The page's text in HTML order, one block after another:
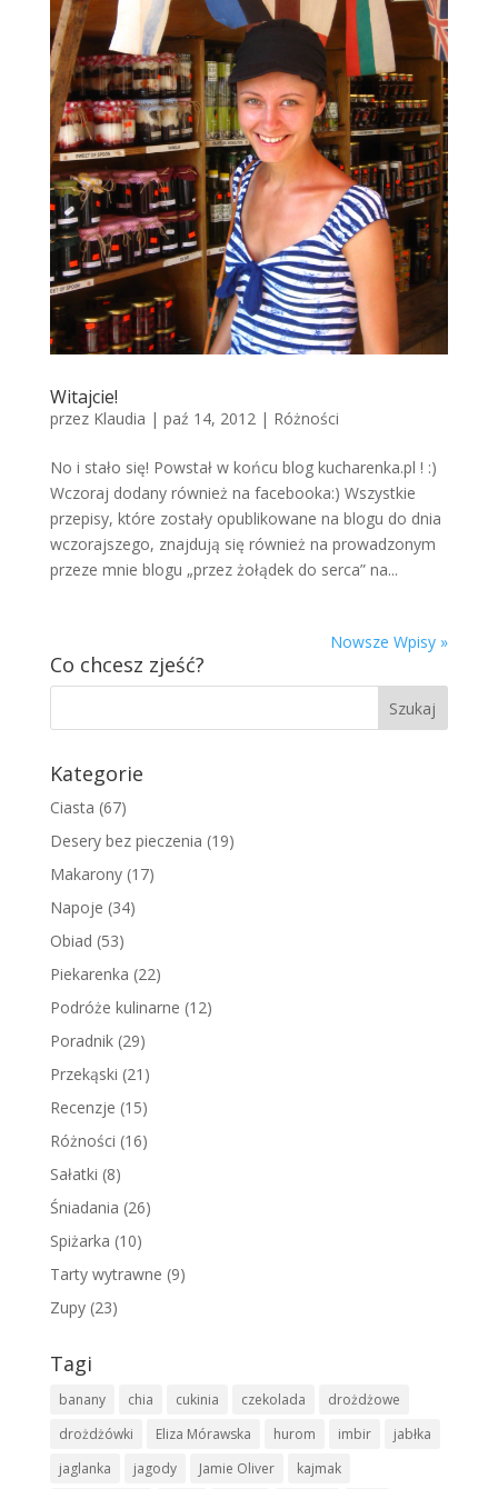
Witajcie!
przez Klaudia | paź 14, 2012| Różności
No i stało się! Powstał w końcu blog kucharenka.pl ! :)
Wczoraj dodany również na facebooka:) Wszystkie
przepisy, które zostały opublikowane na blogu do dnia
wczorajszego, znajdują się również na prowadzonym
przeze mnie blogu „przez żołądek do serca” na...
Nowsze Wpisy »
Co chcesz zjeść?
Kategorie
Ciasta (67)
Desery bez pieczenia (19)
Makarony(17)
Napoje (34)
Obiad (53)
Piekarenka (22)
Podróże kulinarne (12)
Poradnik(29)
Przekąski (21)
Recenzje (15)
Różności (16)
Sałatki (8)
Śniadania (26)
Spiżarka (10)
Tarty wytrawne (9)
Zupy(23)
Tagi
banany chia cukinia czekolada
drożdżowe
drożdżówki
Eliza Mórawska hurom imbir
jabłka
jaglanka
jagody Jamie Oliver kajmak